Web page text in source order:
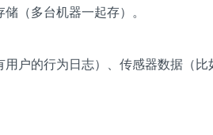
（多台机器一起存）。
用户的行为日志）、传感器数据（